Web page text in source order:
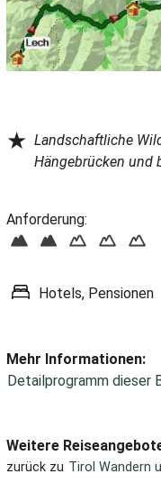
★ Landschaftliche
Hängebrücken und
Anforderung:
Hotels, Pensionen
Mehr Informationen:
Detailprogramm dieser
Weitere
zurück zu Tirol Wandern